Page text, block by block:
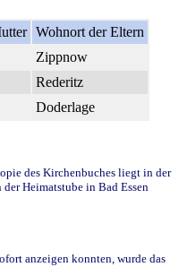
Wohnort der Eltern
Zippnow
Rederitz
Doderlage
des Kirchenbuches liegt in der
Heimatstube in Bad Essen
anzeigen konnten, wurde das